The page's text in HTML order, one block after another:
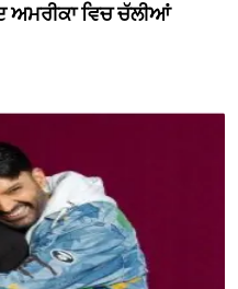
ਅਮਰੀਕਾ ਵਿਚ ਚੱਲੀਆਂ